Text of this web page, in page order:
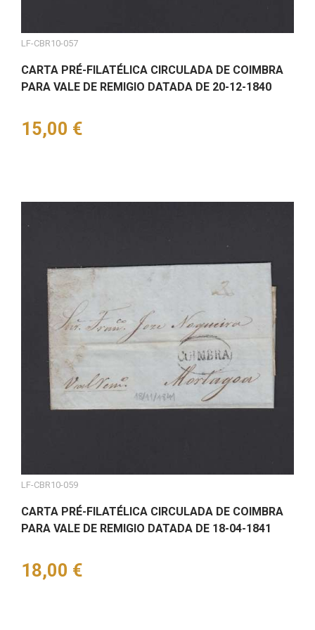
LF-CBR10-057
CARTA PRÉ-FILATÉLICA CIRCULADA DE COIMBRA
PARA VALE DE REMIGIO DATADA DE 20-12-1840
Preço
15,00 €
LF-CBR10-059
CARTA PRÉ-FILATÉLICA CIRCULADA DE COIMBRA
PARA VALE DE REMIGIO DATADA DE 18-04-1841
Preço
18,00 €